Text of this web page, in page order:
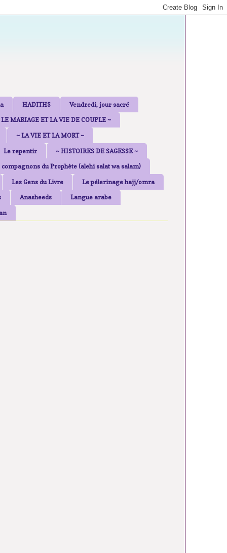
HADITHS Vendredi, jour sacré
LE MARIAGE ET LA VIE DE COUPLE ~
~ LA VIE ET LA MORT ~
Le repentir ~ HISTOIRES DE SAGESSE ~
compagnons du Prophète (alehi salat wa salam)
Les Gens du Livre Le pélerinage hajj/omra
Anasheeds Langue arabe